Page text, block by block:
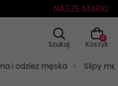
NASZE MARKI
Szukaj Koszyk
0
i odzież męska Slipy